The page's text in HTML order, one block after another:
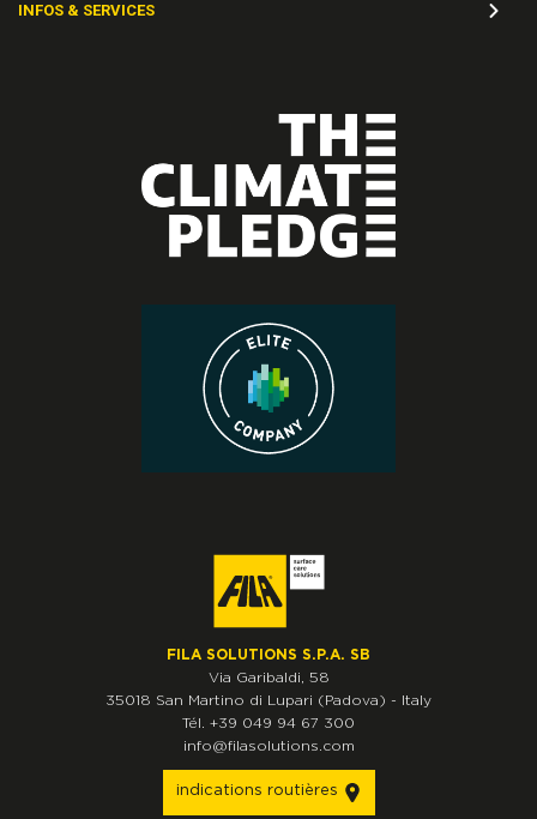
INFOS & SERVICES
FILA SOLUTIONS S.P.A. SB
Via Garibaldi, 58
35018 San Martino di Lupari (Padova) - Italy
Tél. +39 049 94 67 300
info@filasolutions.com
indications routières